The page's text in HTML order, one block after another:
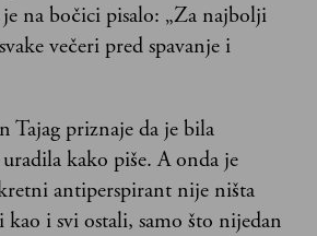
na bočici pisalo: „Za najbolji
večeri pred spavanje i
Tajag priznaje da je bila
kako piše. A onda je
antiperspirant nije ništa
kao i svi ostali, samo što nijedan